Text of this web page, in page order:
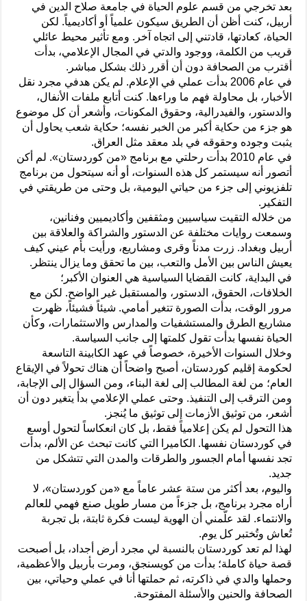
بعد تخرجي من قسم علوم الحياة في جامعة صلاح الدين في
أربيل، كنت أظن أن الطريق سيكون علمياً أو أكاديمياً. لكن
الحياة، كعادتها، قادتني إلى اتجاه آخر. ومع تأثير محيط عائلي
قريب من الكلمة، ووجود والدتي في المجال الإعلامي، بدأت
أقترب من الصحافة دون أن أقرر ذلك بشكل مباشر.
في عام 2006 بدأت عملي في الإعلام. لم يكن هدفي مجرد نقل
الأخبار، بل محاولة فهم ما وراءها. كنت أتابع ملفات الأنفال،
والدستور، والفيدرالية، وحقوق المكونات، وأشعر أن كل موضوع
هو جزء من حكاية أكبر من الخبر نفسه؛ حكاية شعب يحاول أن
يثبت وجوده وحقوقه في بلد معقد مثل العراق.
في عام 2010 بدأت رحلتي مع برنامج «من كوردستان». لم أكن
أتصور أنه سيستمر كل هذه السنوات، أو أنه سيتحول من برنامج
تلفزيوني إلى جزء من حياتي اليومية، بل وحتى من طريقتي في
التفكير.
من خلاله التقيت سياسيين ومثقفين وأكاديميين وفنانين،
وسمعت روايات مختلفة عن الدستور والشراكة والعلاقة بين
أربيل وبغداد. زرت مدناً وقرى ومشاريع، ورأيت بأم عيني كيف
يعيش الناس بين الأمل والتعب، بين ما تحقق وما يزال ينتظر.
في البداية، كانت القضايا السياسية هي العنوان الأكبر؛
الخلافات، الحقوق، الدستور، والمستقبل غير الواضح. لكن مع
مرور الوقت، بدأت الصورة تتغير أمامي. شيئاً فشيئاً، ظهرت
مشاريع الطرق والمستشفيات والمدارس والاستثمارات، وكأن
الحياة نفسها بدأت تقول كلمتها إلى جانب السياسة.
وخلال السنوات الأخيرة، خصوصاً في عهد الكابينة التاسعة
لحكومة إقليم كوردستان، أصبح واضحاً أن هناك تحولاً في الإيقاع
العام؛ من لغة المطالب إلى لغة البناء، ومن السؤال إلى الإجابة،
ومن الترقب إلى التنفيذ. وحتى عملي الإعلامي بدأ يتغير دون أن
أشعر، من توثيق الأزمات إلى توثيق ما يُنجز.
هذا التحول لم يكن إعلامياً فقط، بل كان انعكاساً لتحول أوسع
في كوردستان نفسها. الكاميرا التي كانت تبحث عن الألم، بدأت
تجد نفسها أمام الجسور والطرقات والمدن التي تتشكل من
جديد.
واليوم، بعد أكثر من ستة عشر عاماً مع «من كوردستان»، لا
أراه مجرد برنامج، بل جزءاً من مسار طويل صنع فهمي للعالم
والانتماء. لقد علّمني أن الهوية ليست فكرة ثابتة، بل تجربة
تُعاش وتُختبر كل يوم.
لهذا لم تعد كوردستان بالنسبة لي مجرد أرض أجداد، بل أصبحت
قصة حياة كاملة؛ بدأت من كويسنجق، ومرت بأربيل والأعظمية،
وحملها والدي في ذاكرته، ثم حملتها أنا في عملي وحياتي، بين
الصحافة والحنين والأسئلة المفتوحة.